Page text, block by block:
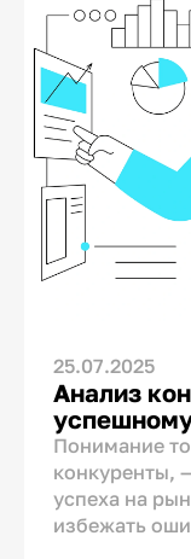
нам
25.07.2025
Анализ
Понимание
конкуренты,
успеха на
избежать